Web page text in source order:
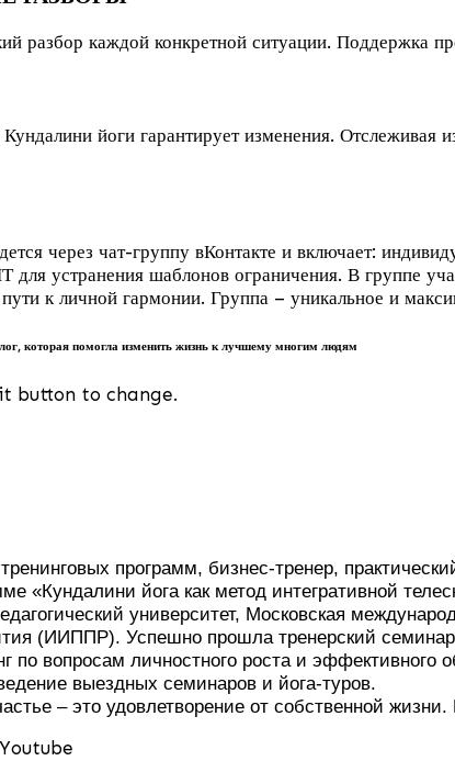
разбор каждой конкретной ситуации. Поддержка
йоги гарантирует изменения.
через чат-группу вКонтакте и включает:
для устранения шаблонов ограничения. В группе
к личной гармонии. Группа – уникальное и
которая помогла изменить жизнь к лучшему многим людям
button to change.
программ, бизнес-тренер,
«Кундалини йога как метод интегративной
университет, Московская
(ИИППР). Успешно прошла тренерский
по вопросам личностного роста и
выездных семинаров и йога-туров.
– это удовлетворение от собственной
Youtube